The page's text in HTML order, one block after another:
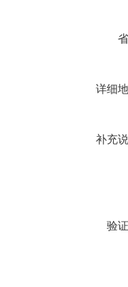
详细
补充
验